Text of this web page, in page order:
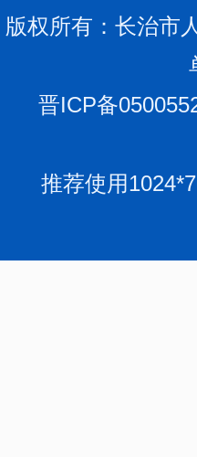
版权所有：长治
晋ICP备
推荐使用